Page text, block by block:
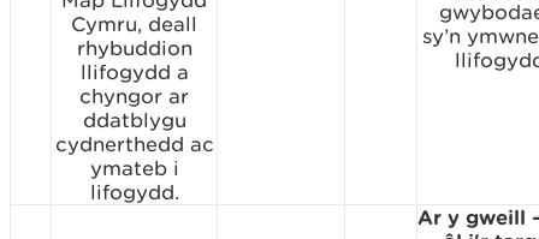
Cymru, deall
rhybuddion
llifogydd a
chyngor ar
ddatblygu
cydnerthedd ac
ymateb i
lifogydd.
sy’n
Ar y gweill